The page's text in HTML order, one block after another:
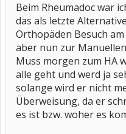
Beim Rheumadoc war
das als letzte
Orthopäden Besuch
aber nun zur
Muss morgen zum HA
alle geht und werd ja
solange wird er nicht
Überweisung, da er
es ist bzw. woher es